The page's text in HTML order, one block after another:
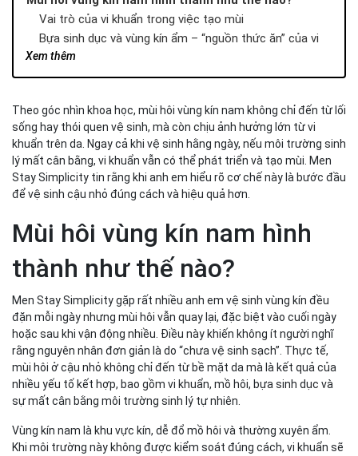
Xem thêm
Vai trò của vi khuẩn trong việc tạo mùi
Bựa sinh dục và vùng kín ẩm – “nguồn thức ăn” của vi
khuẩn
Top 3 nhóm vi khuẩn là nguyên nhân chính gây mùi hôi
Corynebacterium – vi khuẩn phân hủy mồ hôi gây mùi đặc
trưng
Staphylococcus – vi khuẩn bám da sinh mùi khi mất cân
bằng
Vi khuẩn kỵ khí – phát triển mạnh trong môi trường ẩm
kín
Yếu tố di truyền và tác động bên ngoài ảnh hưởng mùi
vùng kín nam
Yếu tố di truyền và cơ địa cá nhân
Tác động từ môi trường và sinh hoạt hằng ngày
Khi nào mùi có thể liên quan đến bệnh lý?
Cách vệ sinh cậu nhỏ đúng cách để kiểm soát vi khuẩn
gây mùi
Nguyên tắc vệ sinh dựa trên cơ chế vi sinh
Tần suất và thời điểm vệ sinh hợp lý cho nam giới
Vai trò của dung dịch vệ sinh cho nam giới
Giải pháp vệ sinh khoa học cho nam giới từ Men Stay
Simplicity
Kết luận
Theo góc nhìn khoa học, mùi hôi vùng kín nam không chỉ đến từ lối
sống hay thói quen vệ sinh, mà còn chịu ảnh hưởng lớn từ vi
khuẩn trên da. Ngay cả khi vệ sinh hằng ngày, nếu môi trường sinh
lý mất cân bằng, vi khuẩn vẫn có thể phát triển và tạo mùi. Men
Stay Simplicity tin rằng khi anh em hiểu rõ cơ chế này là bước đầu
để vệ sinh cậu nhỏ đúng cách và hiệu quả hơn.
Mùi hôi vùng kín nam hình
thành như thế nào?
Men Stay Simplicity gặp rất nhiều anh em vệ sinh vùng kín đều
đặn mỗi ngày nhưng mùi hôi vẫn quay lại, đặc biệt vào cuối ngày
hoặc sau khi vận động nhiều. Điều này khiến không ít người nghĩ
rằng nguyên nhân đơn giản là do “chưa vệ sinh sạch”. Thực tế,
mùi hôi ở cậu nhỏ không chỉ đến từ bề mặt da mà là kết quả của
nhiều yếu tố kết hợp, bao gồm vi khuẩn, mồ hôi, bựa sinh dục và
sự mất cân bằng môi trường sinh lý tự nhiên.
Vùng kín nam là khu vực kín, dễ đổ mồ hôi và thường xuyên ẩm.
Khi môi trường này không được kiểm soát đúng cách, vi khuẩn sẽ